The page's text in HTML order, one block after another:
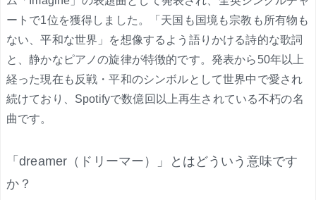
ートで1位を獲得しました。「天国も国境も宗教も所有物も
ない、平和な世界」を想像するよう語りかける詩的な歌詞
と、静かなピアノの旋律が特徴的です。発表から50年以上
経った現在も反戦・平和のシンボルとして世界中で愛され
続けており、Spotifyで数億回以上再生されている不朽の名
曲です。
「dreamer（ドリーマー）」とはどういう意味です
か？